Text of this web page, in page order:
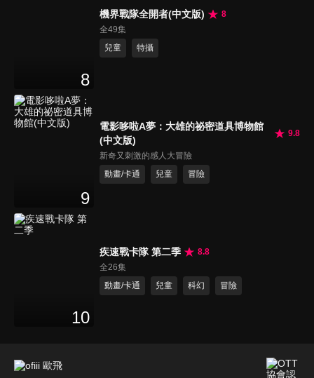
8
機界戰隊全開者(中文版)
8
全49集
兒童
特攝
9
電影哆啦A夢：大雄的祕密道具博物館
(中文版)
9.8
新奇又刺激的感人大冒險
動畫/卡通
兒童 冒險
10
疾速戰卡隊 第二季
8.8
全26集
動畫/卡通
兒童 科幻 冒險